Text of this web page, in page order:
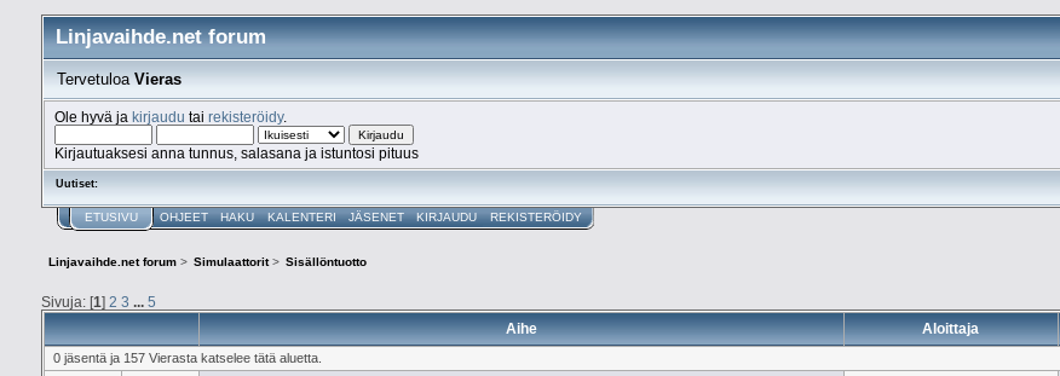
Linjavaihde.net forum
TervetuloaVieras
Ole hyvä ja kirjaudu tai rekisteröidy.
Kirjautuaksesi anna tunnus, salasana ja istuntosi pituus
Uutiset:
ETUSIVU OHJEET HAKU KALENTERI JÄSENET KIRJAUDU REKISTERÖIDY
Linjavaihde.net forum > Simulaattorit> Sisällöntuotto
Sivuja: [1] 2 3 ... 5
Aihe
Aloittaja
0 jäsentä ja 157 Vierasta katselee tätä aluetta.